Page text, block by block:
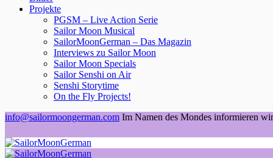
Projekte
PGSM – Live Action Serie
Sailor Moon Musical
SailorMoonGerman – Das Magazin
Interviews zu Sailor Moon
Sailor Moon Specials
Sailor Senshi on Air
Senshi Storytime
On the Fly Projects!
info@sailormoongerman.com Im Namen des Mondes informieren